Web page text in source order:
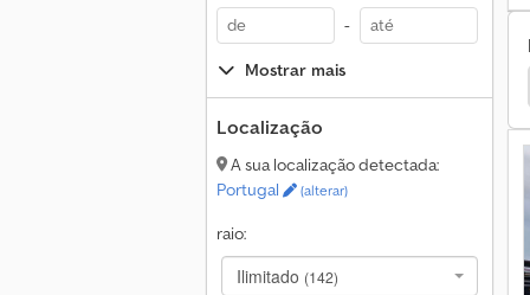
-
Mostrar mais
Localização
A sua localização detectada:
Portugal
(alterar)
raio:
Ilimitado (142)